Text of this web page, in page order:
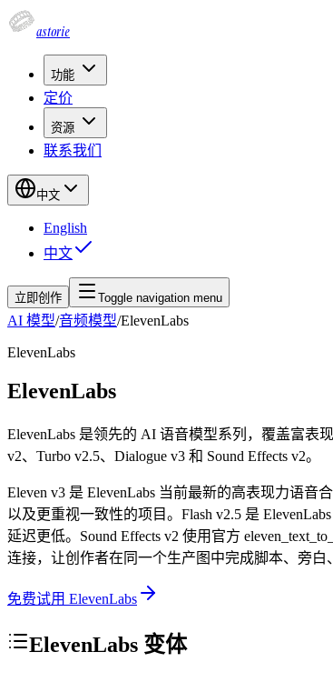
astorie
功能
定价
资源
联系我们
中文
English
中文
立即创作 Toggle navigation menu
AI 模型/音频模型/ElevenLabs
ElevenLabs
ElevenLabs
ElevenLabs 是领先的 AI 语音模型系列，覆盖富
v2、Turbo v2.5、Dialogue v3 和 Sound Effects v2。
Eleven v3 是 ElevenLabs 当前最新的高表现力语
以及更重视一致性的项目。Flash v2.5 是
延迟更低。Sound Effects v2 使用官方
连接，让创作者在同一个生产图中完成脚本、旁白
免费试用 ElevenLabs
ElevenLabs 变体